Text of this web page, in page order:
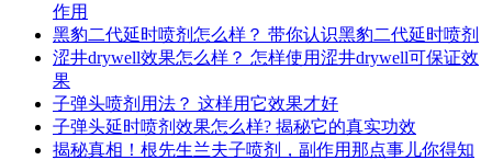
作用
黑豹二代延时喷剂怎么样？ 带你认识黑豹二代延时喷剂
涩井drywell效果怎么样？ 怎样使用涩井drywell可保证效
果
子弹头喷剂用法？ 这样用它效果才好
子弹头延时喷剂效果怎么样? 揭秘它的真实功效
揭秘真相！根先生兰夫子喷剂，副作用那点事儿你得知